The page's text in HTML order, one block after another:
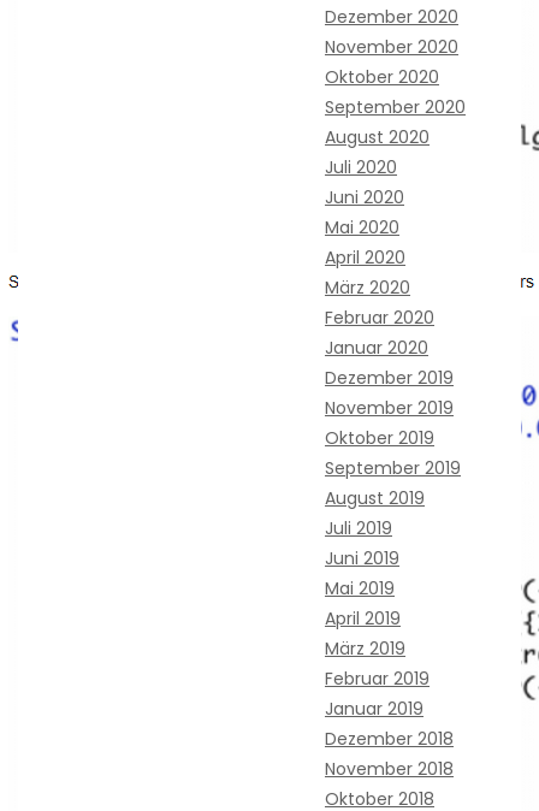
Dezember 2020
November 2020
Oktober 2020
September 2020
August 2020
Juli 2020
Juni 2020
Mai 2020
April 2020
März 2020
Februar 2020
Januar 2020
Dezember 2019
November 2019
Oktober 2019
September 2019
August 2019
Juli 2019
Juni 2019
Mai 2019
April 2019
März 2019
Februar 2019
Januar 2019
Dezember 2018
November 2018
Oktober 2018